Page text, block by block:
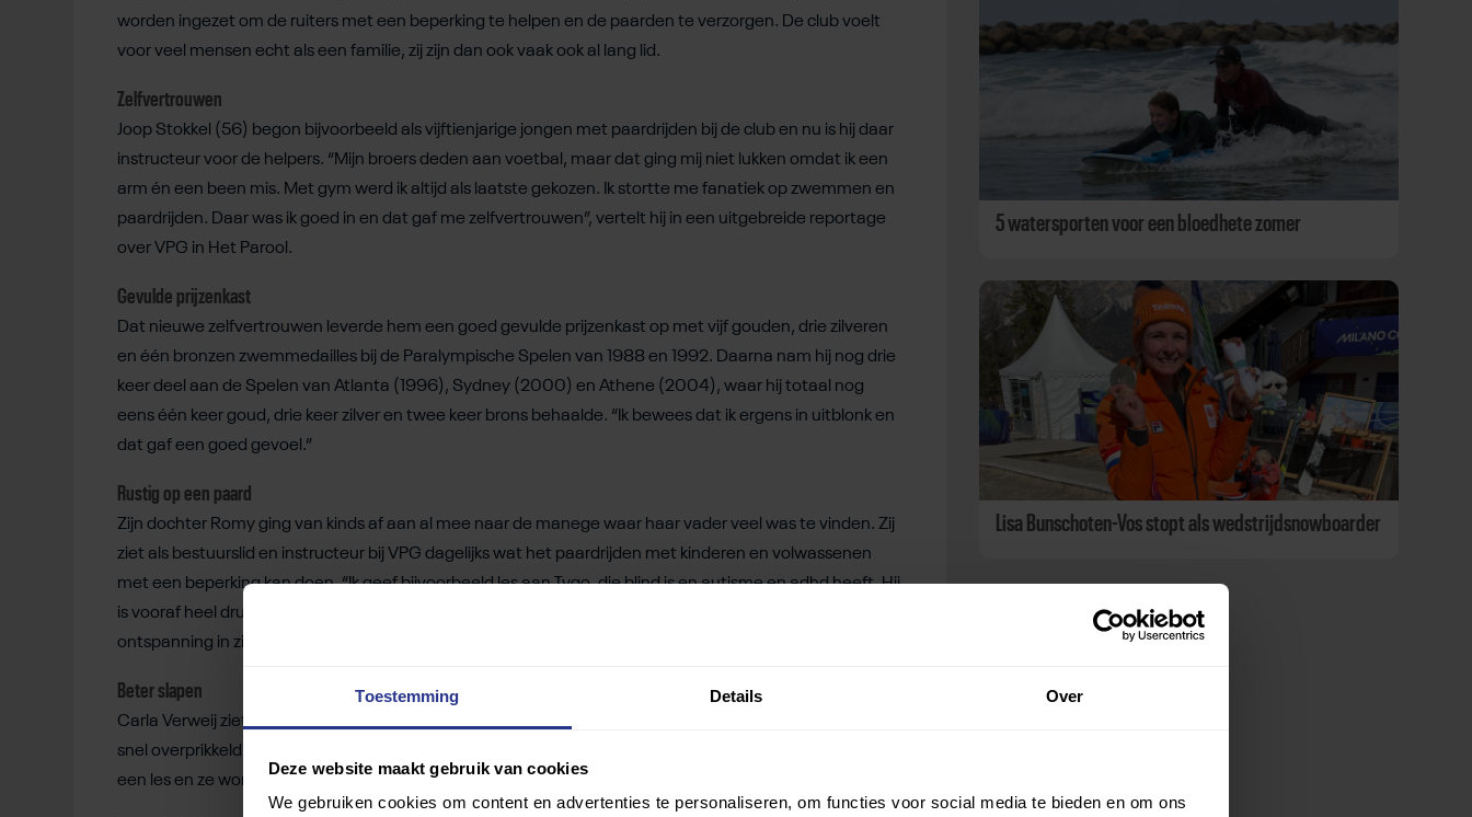
Toestemming Details Over
Deze website maakt gebruik van cookies
We gebruiken cookies om content en advertenties te personaliseren, om functies voor social media te bieden en om ons
worden ingezet om de ruiters met een beperking te helpen en de paarden te verzorgen. De club voelt
voor veel mensen echt als een familie, zij zijn dan ook vaak ook al lang lid.
Zelfvertrouwen
Joop Stokkel (56) begon bijvoorbeeld als vijftienjarige jongen met paardrijden bij de club en nu is hij daar
instructeur voor de helpers. “Mijn broers deden aan voetbal, maar dat ging mij niet lukken omdat ik een
arm én een been mis. Met gym werd ik altijd als laatste gekozen. Ik stortte me fanatiek op zwemmen en
paardrijden. Daar was ik goed in en dat gaf me zelfvertrouwen”, vertelt hij in een uitgebreide reportage
over VPG in Het Parool.
Gevulde prijzenkast
Dat nieuwe zelfvertrouwen leverde hem een goed gevulde prijzenkast op met vijf gouden, drie zilveren
en één bronzen zwemmedailles bij de Paralympische Spelen van 1988 en 1992. Daarna nam hij nog drie
keer deel aan de Spelen van Atlanta (1996), Sydney (2000) en Athene (2004), waar hij totaal nog
eens één keer goud, drie keer zilver en twee keer brons behaalde. “Ik bewees dat ik ergens in uitblonk en
dat gaf een goed gevoel.”
Rustig op een paard
Zijn dochter Romy ging van kinds af aan al mee naar de manege waar haar vader veel was te vinden. Zij
ziet als bestuurslid en instructeur bij VPG dagelijks wat het paardrijden met kinderen en volwassenen
met een beperking kan doen. “Ik geef bijvoorbeeld les aan Tygo, die blind is en autisme en adhd heeft. Hij
is vooraf heel druk en springerig, maar als hij op het paard gaat zitten, wordt hij rustig. Je ziet dan echt de
ontspanning in zijn gezicht. Een andere jongen is juist heel stil, maar brandt los zodra hij op het paard zit.”
Beter slapen
Carla Verweij ziet ook dat unieke effect bij haar dochter Charlotte. “Ze is een heel sensibel kind en raakt
snel overprikkeld.
een les en ze wordt er blij van.”
5 watersporten voor een bloedhete zomer
Lisa Bunschoten-Vos stopt als wedstrijdsnowboarder